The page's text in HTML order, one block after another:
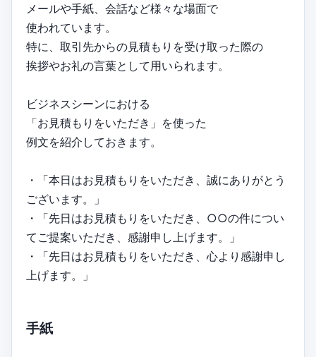
メールや手紙、会話など様々な場面で
使われています。
特に、取引先からの見積もりを受け取った際の
挨拶やお礼の言葉として用いられます。
ビジネスシーンにおける
「お見積もりをいただき」を使った
例文を紹介しておきます。
・「本日はお見積もりをいただき、誠にありがとう
ございます。」
・「先日はお見積もりをいただき、○○の件につい
てご提案いただき、感謝申し上げます。」
・「先日はお見積もりをいただき、心より感謝申し
上げます。」
手紙